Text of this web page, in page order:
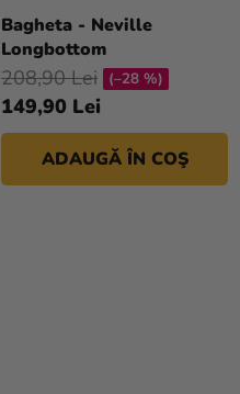
Bagheta - Neville
Longbottom
149,90 Lei
208,90 Lei (–28 %)
ADAUGĂ ÎN COŞ